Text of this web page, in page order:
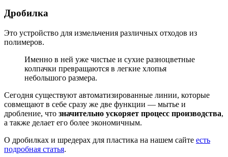
Дробилка
Это устройство для измельчения различных отходов из
полимеров.
Именно в ней уже чистые и сухие разноцветные
колпачки превращаются в легкие хлопья
небольшого размера.
Сегодня существуют автоматизированные линии, которые
совмещают в себе сразу же две функции — мытье и
дробление, что значительно ускоряет процесс производства,
а также делает его более экономичным.
О дробилках и шредерах для пластика на нашем сайте есть
подробная статья.